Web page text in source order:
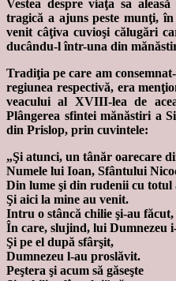
Vestea despre viaţa sa
tragică a ajuns peste munţi,
venit câţiva cuvioşi călugări
ducându-l într-una din
Tradiţia pe care am
regiunea respectivă, era
veacului al XVIII-lea de
Plângerea sfintei mănăstiri a
din Prislop, prin cuvintele:
„Şi atunci, un tânăr oarecare
Numele lui Ioan, Sfântului
Din lume şi din rudenii cu totul
Şi aici la mine au venit.
Intru o stâncă chilie şi-au făcut,
În care, slujind, lui Dumnezeu
Şi pe el după sfârşit,
Dumnezeu l-au proslăvit.
Peştera şi acum să găseşte